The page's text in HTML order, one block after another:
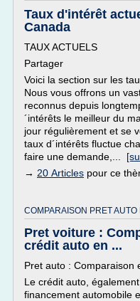
Taux d'intérêt
Canada
TAUX ACTUELS
Partager
Voici la section sur les
Nous vous offrons un
reconnus depuis
´intérêts le meilleur du
jour régulièrement et se
taux d´intérêts fluctue
faire une demande,...
→ 20 Articles pour ce
COMPARAISON PRET
Pret voiture :
crédit auto en ...
Pret auto : Comparaison
Le crédit auto,
financement automobile